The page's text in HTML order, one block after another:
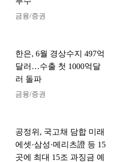
금융/증권
한은, 6월 경상수지 497억
달러…수출 첫 1000억달
러 돌파
금융/증권
공정위, 국고채 담합 미래
에셋·삼성·메리츠證 등 15
곳에 최대 15조 과징금 예